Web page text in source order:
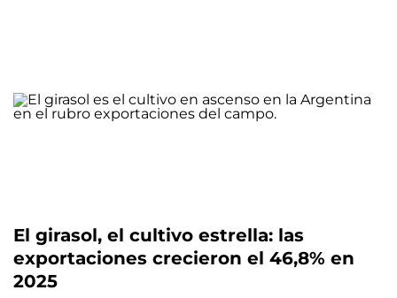
El girasol, el cultivo estrella: las
exportaciones crecieron el 46,8% en
2025